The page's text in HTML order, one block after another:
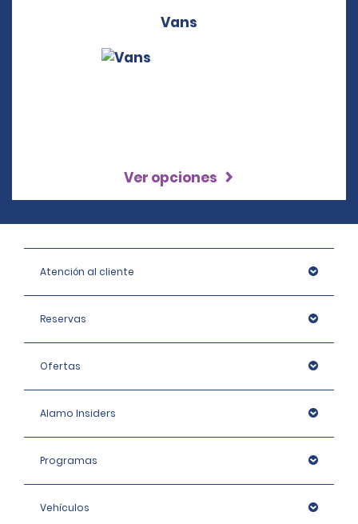
Vans
Ver opciones
Atención al cliente
Reservas
Ofertas
Alamo Insiders
Programas
Vehículos